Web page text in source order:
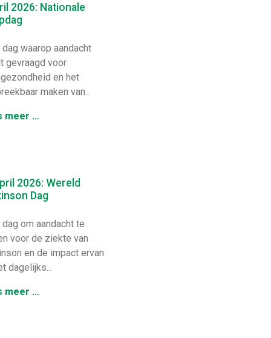
2026: Nationale
waarop aandacht
gevraagd voor
en het
maken van...
meer …
2026: Wereld
Dag
om aandacht te
voor de ziekte van
en de impact ervan
dagelijks...
meer …